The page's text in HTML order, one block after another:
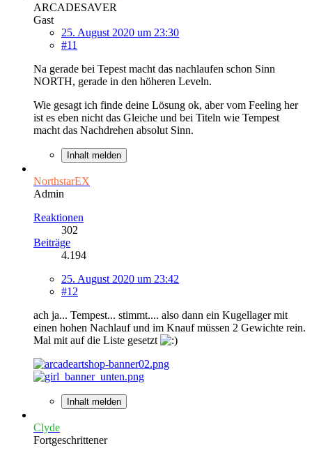
ARCADESAVER
Gast
25. August 2020 um 23:30
#11
Na gerade bei Tepest macht das nachlaufen schon Sinn
NORTH, gerade in den höheren Leveln.
Wie gesagt ich finde deine Lösung ok, aber vom Feeling her
ist es eben nicht das Gleiche und bei Titeln wie Tempest
macht das Nachdrehen absolut Sinn.
Inhalt melden
NorthstarEX
Admin
Reaktionen
302
Beiträge
4.194
25. August 2020 um 23:42
#12
ach ja... Tempest... stimmt.... also dann ein Kugellager mit
einen hohen Nachlauf und im Knauf müssen 2 Gewichte rein.
Mal mit auf die Liste gesetzt
Inhalt melden
Clyde
Fortgeschrittener